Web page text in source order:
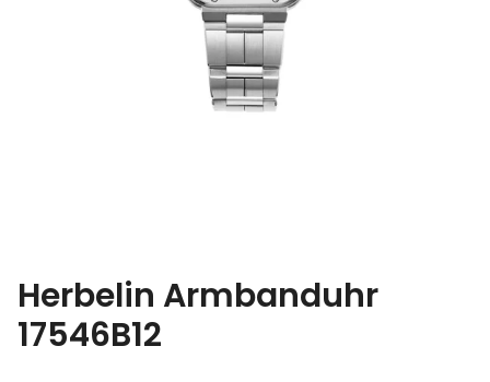
Herbelin Armbanduhr
17546B12